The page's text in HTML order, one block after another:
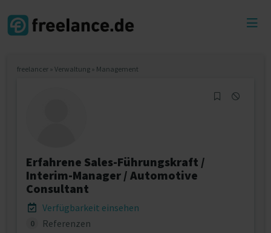
freelancer » Verwaltung » Management
Erfahrene Sales-Führungskraft /
Interim-Manager / Automotive
Consultant
Verfügbarkeit einsehen
0 Referenzen